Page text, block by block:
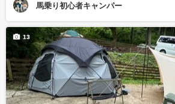
馬乗り初心者キャンパー
13